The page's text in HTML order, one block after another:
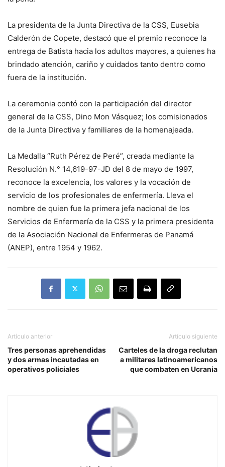
La presidenta de la Junta Directiva de la CSS, Eusebia
Calderón de Copete, destacó que el premio reconoce la
entrega de Batista hacia los adultos mayores, a quienes ha
brindado atención, cariño y cuidados tanto dentro como
fuera de la institución.
La ceremonia contó con la participación del director
general de la CSS, Dino Mon Vásquez; los comisionados
de la Junta Directiva y familiares de la homenajeada.
La Medalla “Ruth Pérez de Peré”, creada mediante la
Resolución N.° 14,619-97-JD del 8 de mayo de 1997,
reconoce la excelencia, los valores y la vocación de
servicio de los profesionales de enfermería. Lleva el
nombre de quien fue la primera jefa nacional de los
Servicios de Enfermería de la CSS y la primera presidenta
de la Asociación Nacional de Enfermeras de Panamá
(ANEP), entre 1954 y 1962.
Artículo anterior
Tres personas aprehendidas
y dos armas incautadas en
operativos policiales
Artículo siguiente
Carteles de la droga reclutan
a militares latinoamericanos
que combaten en Ucrania